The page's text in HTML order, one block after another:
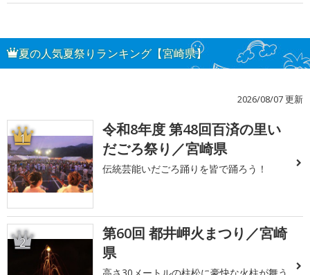
夏の人気夏祭りランキング【宮崎県】
2026/08/07 更新
1
令和8年度 第48回百済の里い
だごろ祭り／宮崎県
伝統芸能いだごろ踊りを皆で踊ろう！
2
第60回 都井岬火まつり／宮崎
県
高さ30メートルの柱松に豪快な火柱が舞う